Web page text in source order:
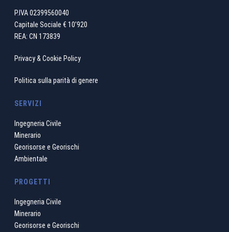
P.IVA 02399560040
Capitale Sociale € 10’920
REA: CN 173839
Privacy & Cookie Policy
Politica sulla parità di genere
SERVIZI
Ingegneria Civile
Minerario
Georisorse e Georischi
Ambientale
PROGETTI
Ingegneria Civile
Minerario
Georisorse e Georischi